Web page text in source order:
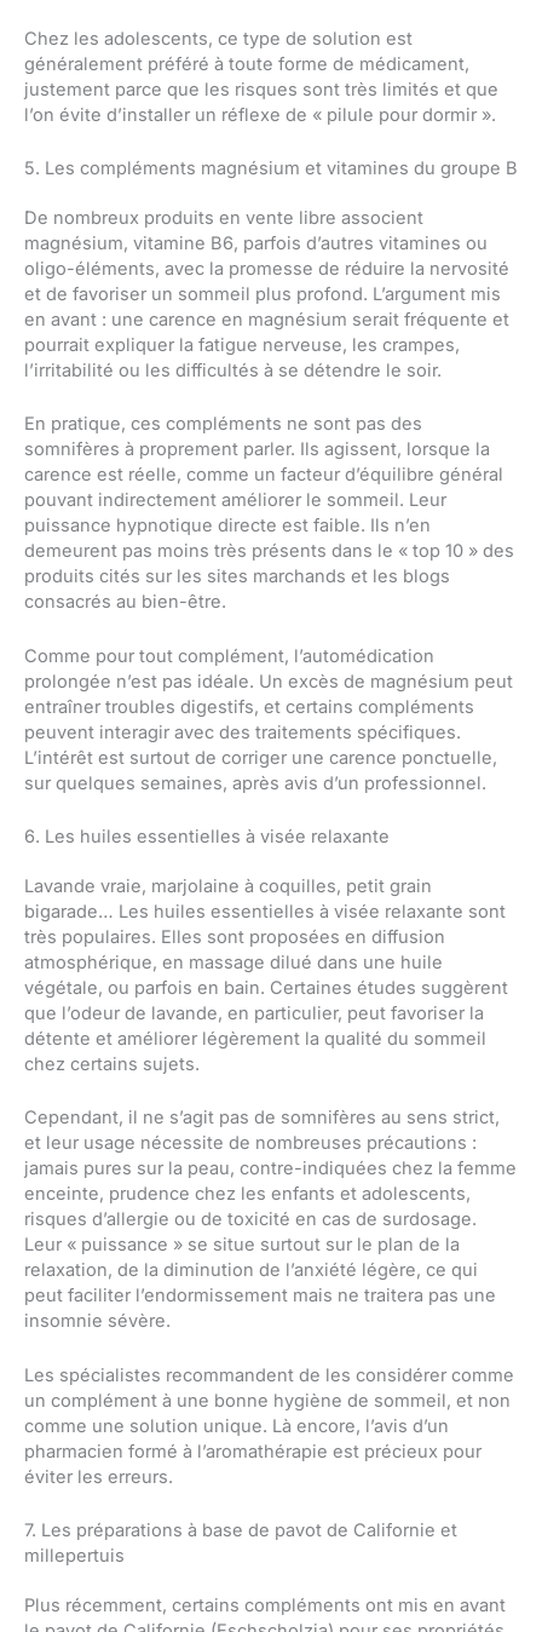
Chez les adolescents, ce type de solution est
généralement préféré à toute forme de médicament,
justement parce que les risques sont très limités et que
l’on évite d’installer un réflexe de « pilule pour dormir ».
5. Les compléments magnésium et vitamines du groupe B
De nombreux produits en vente libre associent
magnésium, vitamine B6, parfois d’autres vitamines ou
oligo-éléments, avec la promesse de réduire la nervosité
et de favoriser un sommeil plus profond. L’argument mis
en avant : une carence en magnésium serait fréquente et
pourrait expliquer la fatigue nerveuse, les crampes,
l’irritabilité ou les difficultés à se détendre le soir.
En pratique, ces compléments ne sont pas des
somnifères à proprement parler. Ils agissent, lorsque la
carence est réelle, comme un facteur d’équilibre général
pouvant indirectement améliorer le sommeil. Leur
puissance hypnotique directe est faible. Ils n’en
demeurent pas moins très présents dans le « top 10 » des
produits cités sur les sites marchands et les blogs
consacrés au bien-être.
Comme pour tout complément, l’automédication
prolongée n’est pas idéale. Un excès de magnésium peut
entraîner troubles digestifs, et certains compléments
peuvent interagir avec des traitements spécifiques.
L’intérêt est surtout de corriger une carence ponctuelle,
sur quelques semaines, après avis d’un professionnel.
6. Les huiles essentielles à visée relaxante
Lavande vraie, marjolaine à coquilles, petit grain
bigarade… Les huiles essentielles à visée relaxante sont
très populaires. Elles sont proposées en diffusion
atmosphérique, en massage dilué dans une huile
végétale, ou parfois en bain. Certaines études suggèrent
que l’odeur de lavande, en particulier, peut favoriser la
détente et améliorer légèrement la qualité du sommeil
chez certains sujets.
Cependant, il ne s’agit pas de somnifères au sens strict,
et leur usage nécessite de nombreuses précautions :
jamais pures sur la peau, contre-indiquées chez la femme
enceinte, prudence chez les enfants et adolescents,
risques d’allergie ou de toxicité en cas de surdosage.
Leur « puissance » se situe surtout sur le plan de la
relaxation, de la diminution de l’anxiété légère, ce qui
peut faciliter l’endormissement mais ne traitera pas une
insomnie sévère.
Les spécialistes recommandent de les considérer comme
un complément à une bonne hygiène de sommeil, et non
comme une solution unique. Là encore, l’avis d’un
pharmacien formé à l’aromathérapie est précieux pour
éviter les erreurs.
7. Les préparations à base de pavot de Californie et
millepertuis
Plus récemment, certains compléments ont mis en avant